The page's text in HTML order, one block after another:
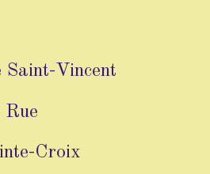
Saint-Vincent
Rue
Croix